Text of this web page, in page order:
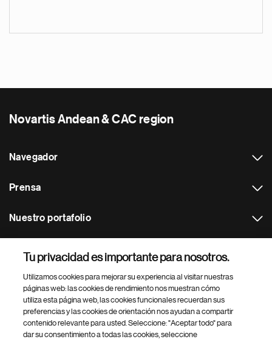
Novartis Andean & CAC region
Navegador
Prensa
Nuestro portafolio
Footer Site Search
Tu privacidad es importante para nosotros.
Utilizamos cookies para mejorar su experiencia al visitar nuestras
páginas web: las cookies de rendimiento nos muestran cómo
utiliza esta página web, las cookies funcionales recuerdan sus
preferencias y las cookies de orientación nos ayudan a compartir
contenido relevante para usted. Seleccione: "Aceptar todo" para
dar su consentimiento a todas las cookies, seleccione